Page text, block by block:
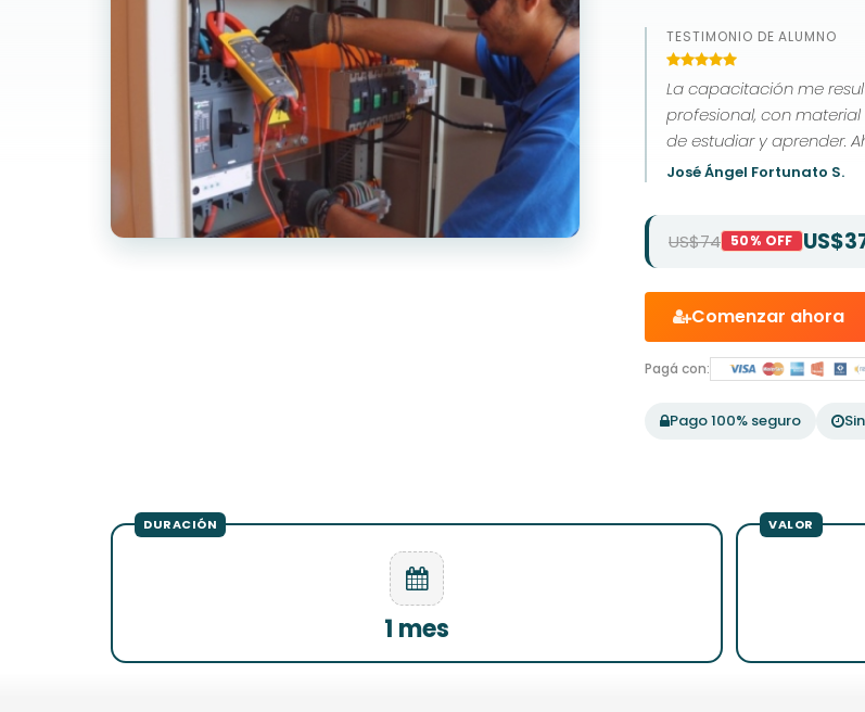
TESTIMONIO DE ALUMNO
La capacitación me
profesional, con
de estudiar y aprender.
CV como una habilidad
José Ángel Fortunato S.
US$74 50% OFF
Comenzar ahora
Pagá con:
Pago 100% seguro
1 mes